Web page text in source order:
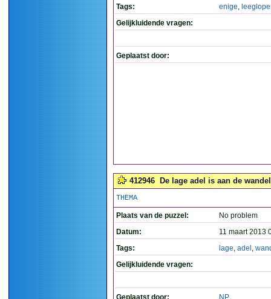
Tags:
enige,
Gelijkluidende vragen:
Geplaatst door:
412946 De lage adel is aan de
THEMA
Plaats van de puzzel:
No problem
Datum:
11 maart 2013
Tags:
lage, adel ,
Gelijkluidende vragen:
Geplaatst door: NP